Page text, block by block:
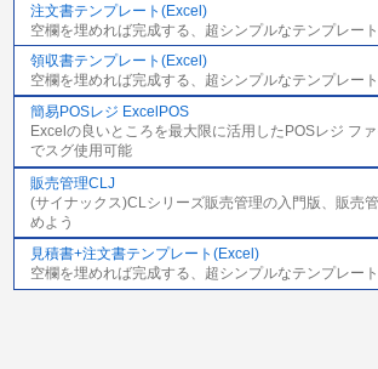
注文書テンプレート(Excel)
空欄を埋めれば完成する、超シンプルなテンプレー
領収書テンプレート(Excel)
空欄を埋めれば完成する、超シンプルなテンプレー
簡易POSレジ ExcelPOS
Excelの良いところを最大限に活用したPOSレジ フ
でスグ使用可能
販売管理CLJ
(サイナックス)CLシリーズ販売管理の入門版、販売
めよう
見積書+注文書テンプレート(Excel)
空欄を埋めれば完成する、超シンプルなテンプレー